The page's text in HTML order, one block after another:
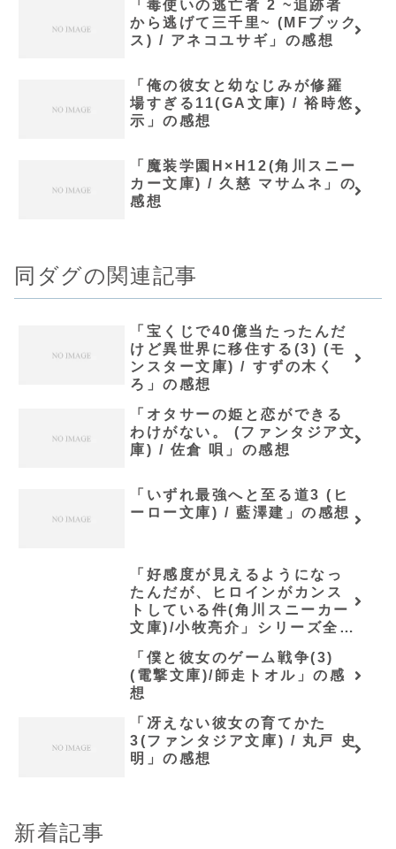
「毒使いの逃亡者 2 ~追跡者
から逃げて三千里~ (MFブック
ス) / アネコユサギ」の感想
「俺の彼女と幼なじみが修羅
場すぎる11(GA文庫) / 裕時悠
示」の感想
「魔装学園H×H12(角川スニー
カー文庫) / 久慈 マサムネ」の
感想
同ダグの関連記事
「宝くじで40億当たったんだ
けど異世界に移住する(3) (モ
ンスター文庫) / すずの木く
ろ」の感想
「オタサーの姫と恋ができる
わけがない。 (ファンタジア文
庫) / 佐倉 唄」の感想
「いずれ最強へと至る道3 (ヒ
ーロー文庫) / 藍澤建」の感想
「好感度が見えるようになっ
たんだが、ヒロインがカンス
トしている件(角川スニーカー
文庫)/小牧亮介」シリーズ全巻
「僕と彼女のゲーム戦争(3)
(電撃文庫)/師走トオル」の感
想
「冴えない彼女の育てかた
3(ファンタジア文庫) / 丸戸 史
明」の感想
新着記事